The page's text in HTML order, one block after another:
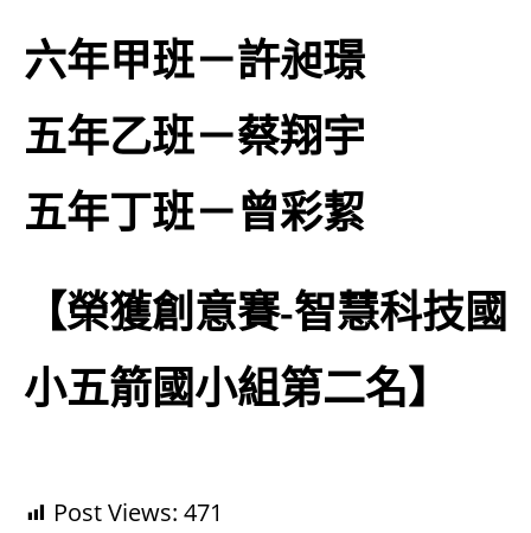
六年甲班－許昶璟
五年乙班－蔡翔宇
五年丁班－曾彩絜
【榮獲創意賽-智慧科技國
小五箭國小組第二名】
Post Views: 471